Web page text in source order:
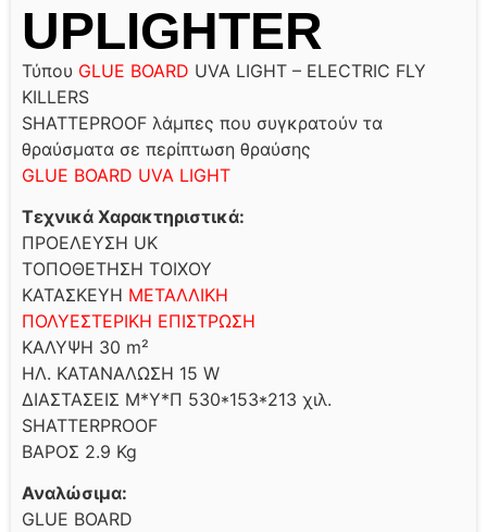
UPLIGHTER
Τύπου GLUE BOARD UVA LIGHT – ELECTRIC FLY
KILLERS
SHATTEPROOF λάμπες που συγκρατούν τα
θραύσματα σε περίπτωση θραύσης
GLUE BOARD UVA LIGHT
Τεχνικά Χαρακτηριστικά:
ΠΡΟΕΛΕΥΣΗ UK
ΤΟΠΟΘΕΤΗΣΗ ΤΟΙΧΟΥ
ΚΑΤΑΣΚΕΥΗ ΜΕΤΑΛΛΙΚΗ
ΠΟΛΥΕΣΤΕΡΙΚΗ ΕΠΙΣΤΡΩΣΗ
ΚΑΛΥΨΗ 30 m²
ΗΛ. ΚΑΤΑΝΑΛΩΣΗ 15 W
ΔΙΑΣΤΑΣΕΙΣ Μ*Υ*Π 530*153*213 χιλ.
SHATTERPROOF
ΒΑΡΟΣ 2.9 Kg
Αναλώσιμα:
GLUE BOARD